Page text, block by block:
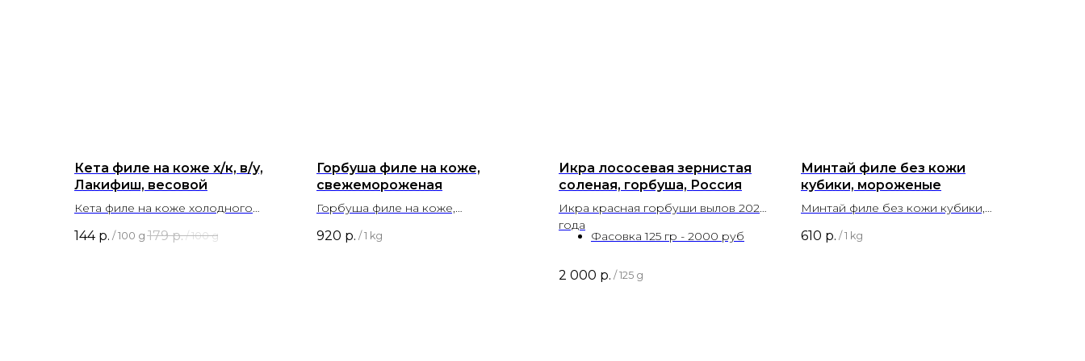
Кета филе на коже х/к, в/у,
Лакифиш, весовой
Кета филе на коже холодного
144 р. / 100 g 179 р. / 100 g
Горбуша филе на коже,
свежемороженая
Горбуша филе на коже,
920 р. / 1 kg
Икра лососевая зернистая
соленая, горбуша, Россия
Икра красная горбуши вылов 2026
года
Фасовка 125 гр - 2000 руб
2 000 р. / 125 g
Минтай филе без кожи
кубики, мороженые
Минтай филе без кожи кубики,
610 р. / 1 kg